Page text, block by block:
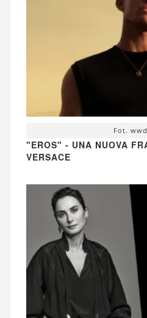
Fot.
"EROS" - UNA NUOVA
VERSACE